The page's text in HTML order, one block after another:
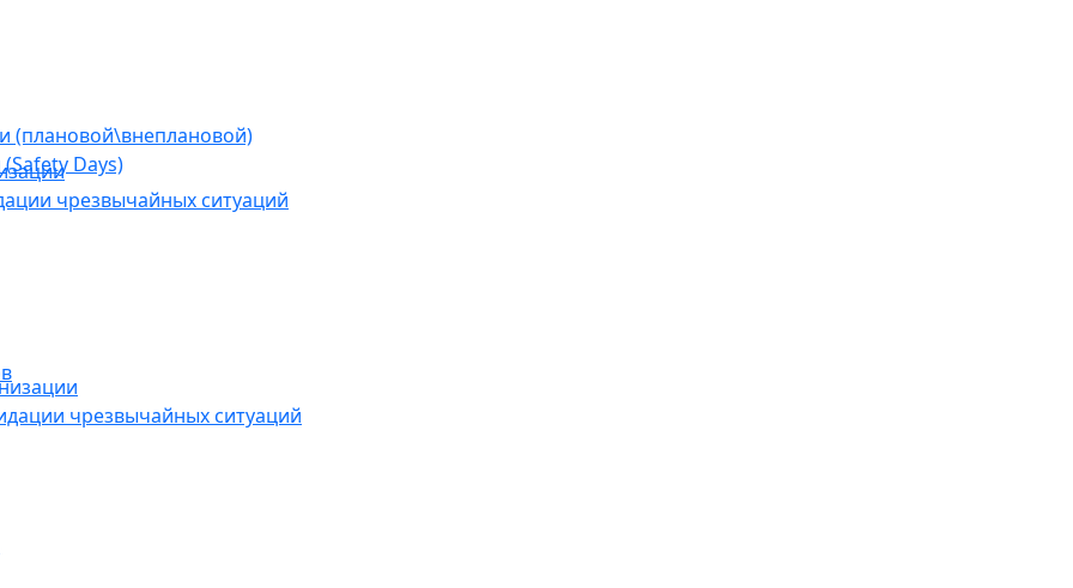
чрезвычайных ситуаций
(плановой\внеплановой)
Days)
чрезвычайных ситуаций